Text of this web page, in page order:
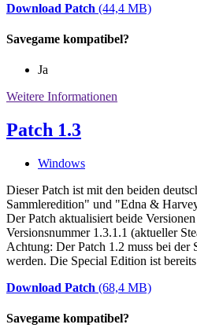
Download Patch (44,4 MB)
Savegame kompatibel?
Ja
Weitere Informationen
Patch 1.3
Windows
Dieser Patch ist mit den beiden
Sammleredition" und "Edna &
Der Patch aktualisiert beide
Versionsnummer 1.3.1.1 (aktueller
Achtung: Der Patch 1.2 muss bei der
werden. Die Special Edition ist
Download Patch (68,4 MB)
Savegame kompatibel?